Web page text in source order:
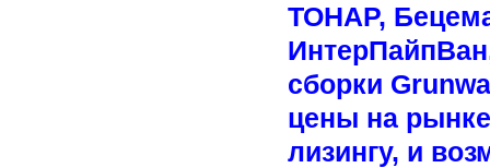
ТОНАР,
сборки
цены на
лизингу, и